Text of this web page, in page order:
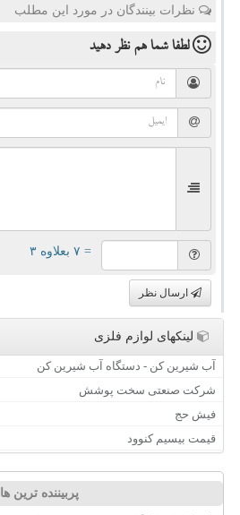
نظرات بینندگان در مورد این مطلب
لطفا شما همنظر دهید
= ۷ بعلاوه ۳
ارسال نظر
لینکهای لوازم فلزی
آب شیرین کن - دستگاه آب شیرین کن
شرکت صنعتی سخت پوشش
فیش حج
قیمت بیسیم کنوود
پربیننده ترین ها